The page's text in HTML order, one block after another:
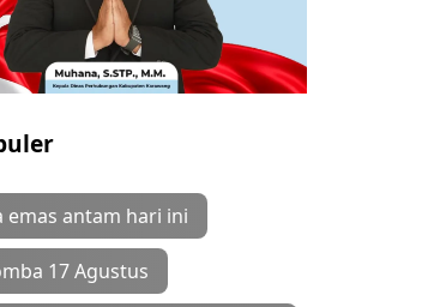
emas antam hari ini
17 Agustus